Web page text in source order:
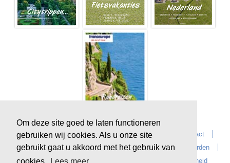
Om deze site goed te laten functioneren
gebruiken wij cookies. Als u onze site
gebruikt gaat u akkoord met het gebruik van
Home Over Transeurope Vacatures
Contact
Vragen?
Reiskantoren Extras
Reisvoorwaarden
Reisverzekeringen
Duurzaamheid